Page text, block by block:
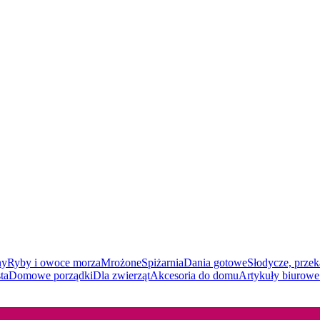
Ryby i owoce morzaMrożoneSpiżarniaDania gotoweSłodycze,
Domowe porządkiDla zwierzątAkcesoria do domuArtykuły